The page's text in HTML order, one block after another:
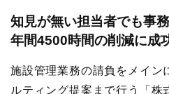
知見が無い担当者でも事
年間4500時間の削減に成
施設管理業務の請負をメイン
ルティング提案まで行う「株